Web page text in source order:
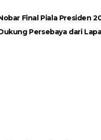
Final Piala Presiden
Persebaya dari